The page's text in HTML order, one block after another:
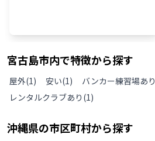
宮古島市内で特徴から探す
屋外(1) 安い(1) バンカー練習場あり
レンタルクラブあり (1)
沖縄県の市区町村から探す